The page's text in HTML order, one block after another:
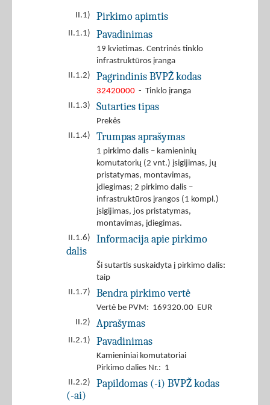
II.1) Pirkimo apimtis
II.1.1) Pavadinimas
19 kvietimas. Centrinės tinklo
infrastruktūros įranga
II.1.2)
Pagrindinis BVPŽ kodas
32420000 - Tinklo įranga
II.1.3)
Sutarties tipas
Prekės
II.1.4)
Trumpas aprašymas
1 pirkimo dalis – kamieninių
komutatorių (2 vnt.) įsigijimas, jų
pristatymas, montavimas,
įdiegimas; 2 pirkimo dalis –
infrastruktūros įrangos (1 kompl.)
įsigijimas, jos pristatymas,
montavimas, įdiegimas.
II.1.6)
Informacija apie pirkimo
dalis
Ši sutartis suskaidyta į pirkimo dalis:
taip
II.1.7)
Bendra pirkimo vertė
Vertė be PVM: 169320.00 EUR
II.2)
Aprašymas
II.2.1) Pavadinimas
Kamieniniai komutatoriai
Pirkimo dalies Nr.: 1
II.2.2)
Papildomas (-i) BVPŽ kodas
(-ai)